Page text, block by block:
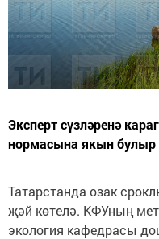
Эксперт сүзләренә
нормасына якын булыр
Татарстанда озак
җәй көтелә. КФУның
экология кафедрасы